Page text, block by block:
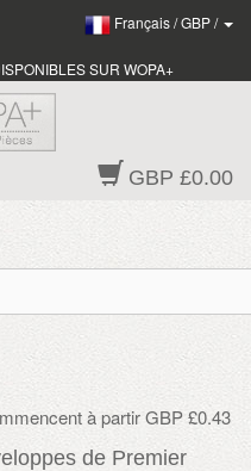
Français/GBP/
SUR WOPA+
GBP £0.00
à partir GBP £0.43
de Premier